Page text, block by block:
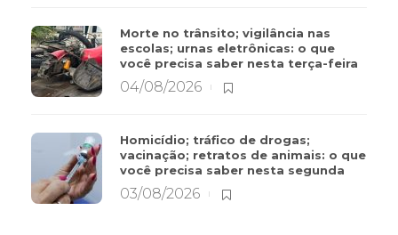
Morte no trânsito; vigilância nas
escolas; urnas eletrônicas: o que
você precisa saber nesta terça-feira
04/08/2026
Homicídio; tráfico de drogas;
vacinação; retratos de animais: o que
você precisa saber nesta segunda
03/08/2026